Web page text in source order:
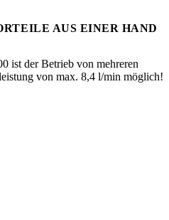
AUS EINER HAND
ist der Betrieb von mehreren
von max. 8,4 l/min möglich!